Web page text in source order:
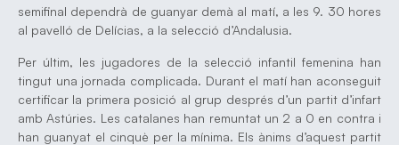
semifinal dependrà de guanyar demà al matí, a les 9. 30 hores
al pavelló de Delícias, a la selecció d’Andalusia.
Per últim, les jugadores de la selecció infantil femenina han
tingut una jornada complicada. Durant el matí han aconseguit
certificar la primera posició al grup després d’un partit d’infart
amb Astúries. Les catalanes han remuntat un 2 a 0 en contra i
han guanyat el cinquè per la mínima. Els ànims d’aquest partit